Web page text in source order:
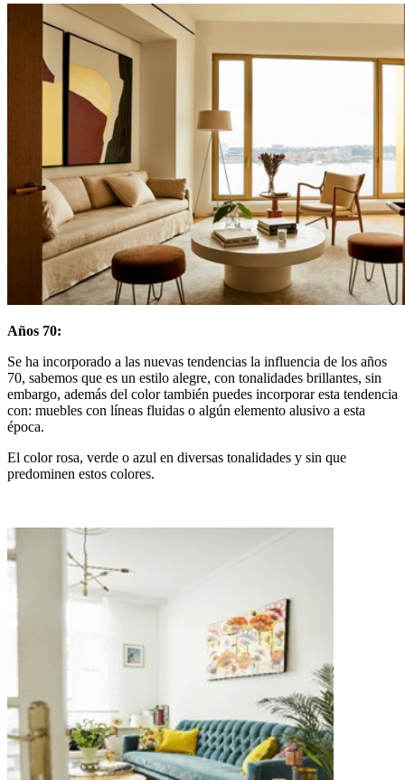
Años 70:
Se ha incorporado a las nuevas tendencias la influencia de los años
70, sabemos que es un estilo alegre, con tonalidades brillantes, sin
embargo, además del color también puedes incorporar esta tendencia
con: muebles con líneas fluidas o algún elemento alusivo a esta
época.
El color rosa, verde o azul en diversas tonalidades y sin que
predominen estos colores.